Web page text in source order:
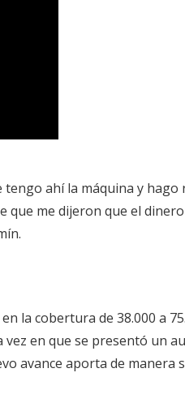
ahí la máquina y hago
que me dijeron que el
la cobertura de 38.000 a
vez en que se presentó un
avance aporta de manera